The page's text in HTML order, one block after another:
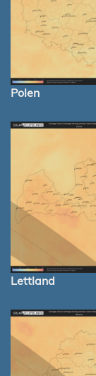
Polen
Lettland